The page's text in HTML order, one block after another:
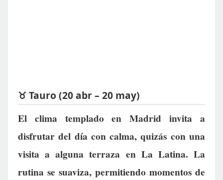
♉ Tauro (20 abr – 20 may)
El clima templado en Madrid invita a
disfrutar del día con calma, quizás con una
visita a alguna terraza en La Latina. La
rutina se suaviza, permitiendo momentos de